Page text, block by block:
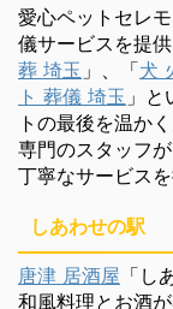
愛心ペットセレ
儀サービスを提
葬 埼玉 」、「犬
ト 葬儀 埼玉 」
トの最後を温か
専門のスタッフ
丁寧なサービスを
しあわせの駅
唐津 居酒屋 「し
和風料理とお酒